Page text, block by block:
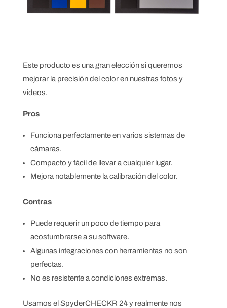
Este producto es una gran elección si queremos
mejorar la precisión del color en nuestras fotos y
videos.
Pros
Funciona perfectamente en varios sistemas de
cámaras.
Compacto y fácil de llevar a cualquier lugar.
Mejora notablemente la calibración del color.
Contras
Puede requerir un poco de tiempo para
acostumbrarse a su software.
Algunas integraciones con herramientas no son
perfectas.
No es resistente a condiciones extremas.
Usamos el SpyderCHECKR 24 y realmente nos